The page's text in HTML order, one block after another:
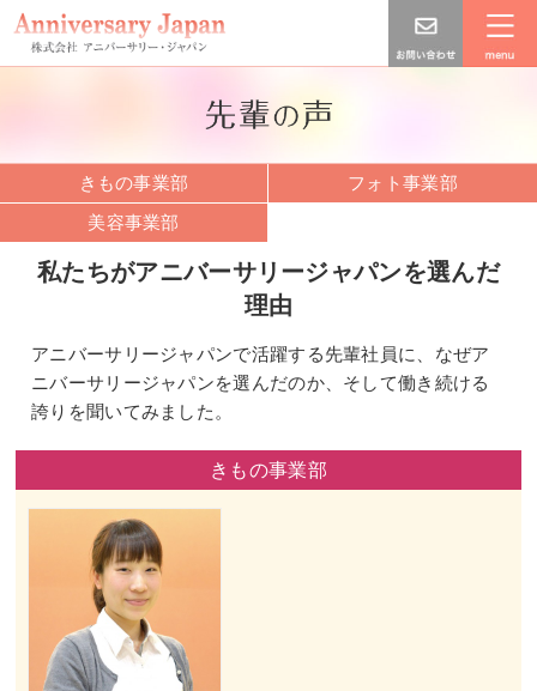
私たちがアニバーサリージャパンを選んだ
理由
アニバーサリージャパンで活躍する先輩社員に、なぜア
ニバーサリージャパンを選んだのか、そして働き続ける
誇りを聞いてみました。
きもの事業部
きもの事業部
フォト事業部
美容事業部